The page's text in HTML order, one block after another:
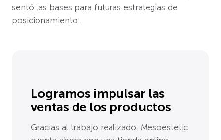
sentó las bases para futuras estrategias de
posicionamiento.
Logramos impulsar las
ventas de los productos
Gracias al trabajo realizado, Mesoestetic